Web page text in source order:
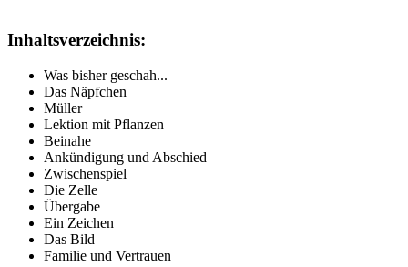
Inhaltsverzeichnis:
Was bisher geschah...
Das Näpfchen
Müller
Lektion mit Pflanzen
Beinahe
Ankündigung und Abschied
Zwischenspiel
Die Zelle
Übergabe
Ein Zeichen
Das Bild
Familie und Vertrauen